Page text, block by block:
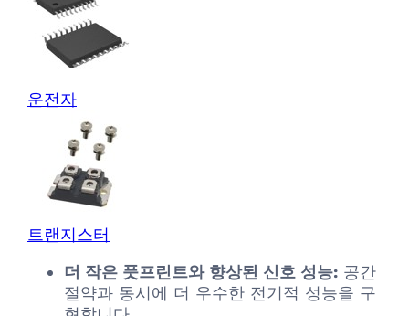
운전자
트랜지스터
더 작은 풋프린트와 향상된 신호 성능: 공간
절약과 동시에 더 우수한 전기적 성능을 구